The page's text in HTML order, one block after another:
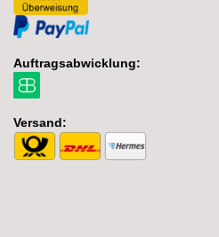
Auftragsabwicklung:
Versand: